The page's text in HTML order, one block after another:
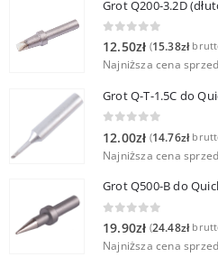
Grot Q200-3.2D
0out of 5
12.50zł (15.38zł
Najniższa cena
12.00zł (14.76zł
Najniższa cena
Grot Q500-B do
0out of 5
19.90zł (24.48zł
Najniższa cena